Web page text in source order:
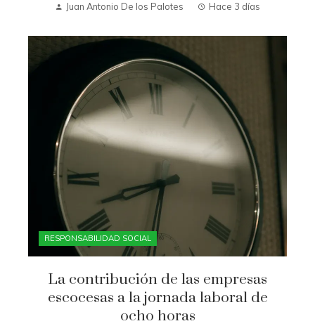
Juan Antonio De los Palotes Hace 3 días
RESPONSABILIDAD SOCIAL
La contribución de las empresas
escocesas a la jornada laboral de
ocho horas